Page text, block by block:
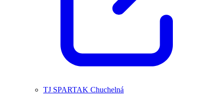
TJ SPARTAK Chuchelná